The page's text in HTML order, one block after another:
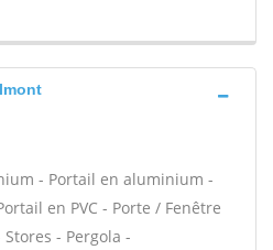
- Portail en aluminium -
en PVC - Porte / Fenêtre
- Pergola -